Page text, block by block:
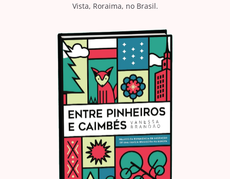
Vista, Roraima, no Brasil.